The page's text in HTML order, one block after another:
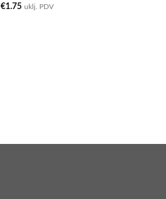
€1.75 uklj. PDV